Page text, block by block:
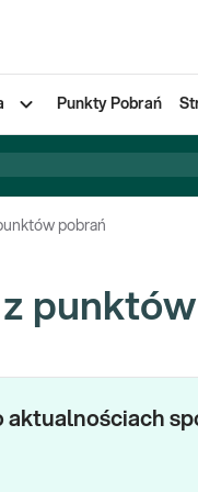
Punkty Pobrań
pobrań
aktualnościach